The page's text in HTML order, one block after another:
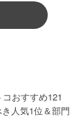
コおすすめ121
人気1位＆部門